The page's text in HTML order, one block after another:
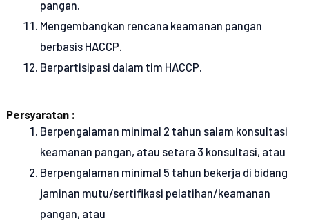
pangan.
Mengembangkan rencana keamanan pangan
berbasis HACCP.
Berpartisipasi dalam tim HACCP.
Persyaratan :
Berpengalaman minimal 2 tahun salam konsultasi
keamanan pangan, atau setara 3 konsultasi, atau
Berpengalaman minimal 5 tahun bekerja di bidang
jaminan mutu/sertifikasi pelatihan/keamanan
pangan, atau